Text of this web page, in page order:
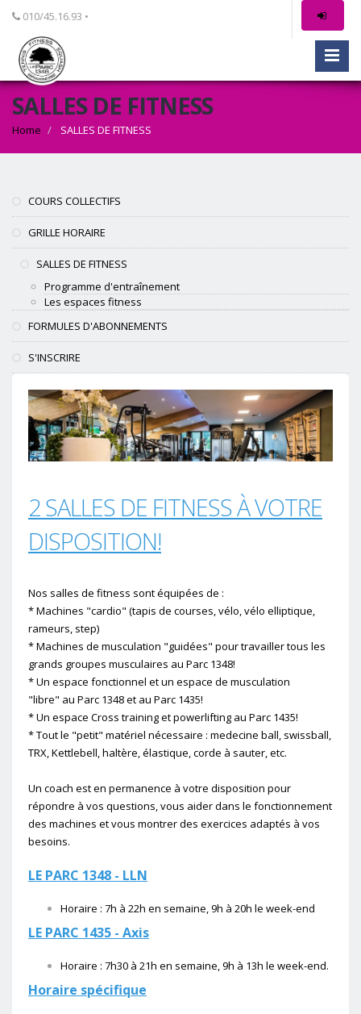
010/45.16.93 •
SALLES DE FITNESS
Home SALLES DE FITNESS
COURS COLLECTIFS
GRILLE HORAIRE
SALLES DE FITNESS
Programme d'entraînement
Les espaces fitness
FORMULES D'ABONNEMENTS
S'INSCRIRE
2 SALLES DE FITNESS À VOTRE
DISPOSITION!
Nos salles de fitness sont équipées de :
* Machines "cardio" (tapis de courses, vélo, vélo elliptique,
rameurs, step)
* Machines de musculation "guidées" pour travailler tous les
grands groupes musculaires au Parc 1348!
* Un espace fonctionnel et un espace de musculation
"libre" au Parc 1348 et au Parc 1435!
* Un espace Cross training et powerlifting au Parc 1435!
* Tout le "petit" matériel nécessaire : medecine ball, swissball,
TRX, Kettlebell, haltère, élastique, corde à sauter, etc.
Un coach est en permanence à votre disposition pour
répondre à vos questions, vous aider dans le fonctionnement
des machines et vous montrer des exercices adaptés à vos
besoins.
LE PARC 1348 - LLN
Horaire : 7h à 22h en semaine, 9h à 20h le week-end
LE PARC 1435 - Axis
Horaire : 7h30 à 21h en semaine, 9h à 13h le week-end.
Horaire spécifique